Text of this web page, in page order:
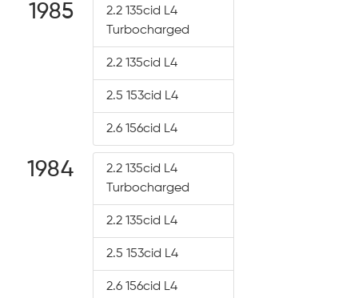
1985
2.2 135cid L4
Turbocharged
2.2 135cid L4
2.5 153cid L4
2.6 156cid L4
1984
2.2 135cid L4
Turbocharged
2.2 135cid L4
2.5 153cid L4
2.6 156cid L4